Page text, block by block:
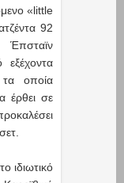
«little
92
οποία
έρθει σε
ιδιωτικό